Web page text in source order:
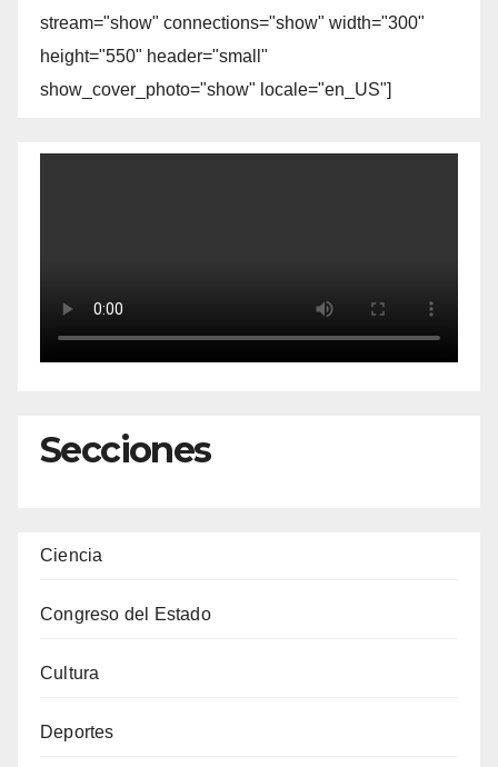
stream="show" connections="show" width="300"
height="550" header="small"
show_cover_photo="show" locale="en_US"]
Secciones
Ciencia
Congreso del Estado
Cultura
Deportes